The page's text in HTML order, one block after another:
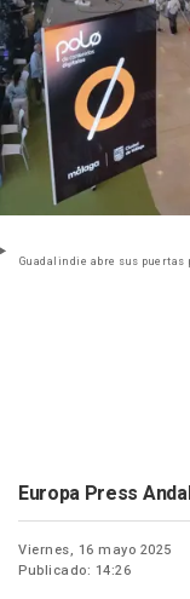
Guadalindie abre sus
Europa Press
Viernes, 16 mayo 2025
Publicado: 14:26